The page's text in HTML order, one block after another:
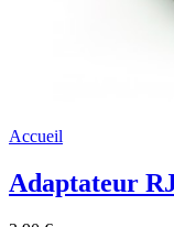
Accueil
Adaptateur